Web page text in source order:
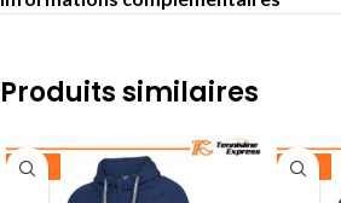
Produits similaires
-35% -30%